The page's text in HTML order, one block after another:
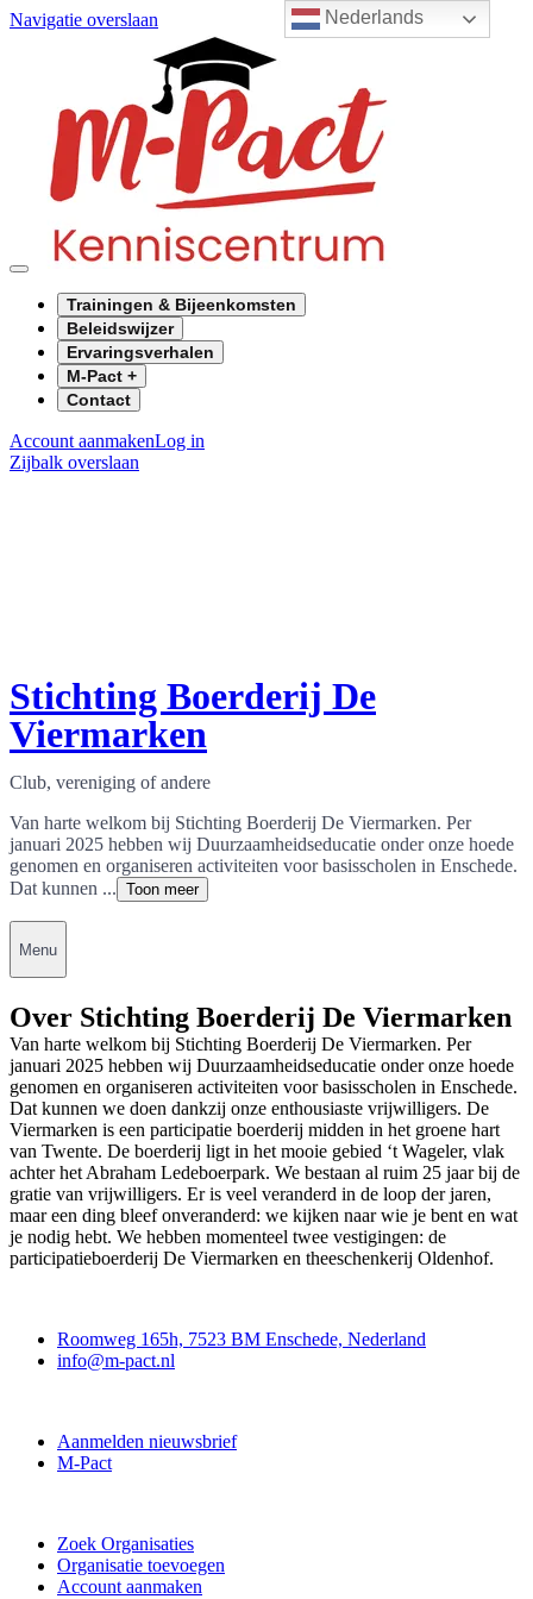
Nederlands
Navigatie overslaan
Trainingen & Bijeenkomsten
Beleidswijzer
Ervaringsverhalen
M-Pact +
Contact
Account aanmakenLog in
Zijbalk overslaan
Stichting Boerderij De
Viermarken
Club, vereniging of andere
Van harte welkom bij Stichting Boerderij De Viermarken. Per
januari 2025 hebben wij Duurzaamheidseducatie onder onze hoede
genomen en organiseren activiteiten voor basisscholen in Enschede.
Dat kunnen ... Toon meer
Menu
Over Stichting Boerderij De Viermarken
Van harte welkom bij Stichting Boerderij De Viermarken. Per
januari 2025 hebben wij Duurzaamheidseducatie onder onze hoede
genomen en organiseren activiteiten voor basisscholen in Enschede.
Dat kunnen we doen dankzij onze enthousiaste vrijwilligers. De
Viermarken is een participatie boerderij midden in het groene hart
van Twente. De boerderij ligt in het mooie gebied ‘t Wageler, vlak
achter het Abraham Ledeboerpark. We bestaan al ruim 25 jaar bij de
gratie van vrijwilligers. Er is veel veranderd in de loop der jaren,
maar een ding bleef onveranderd: we kijken naar wie je bent en wat
je nodig hebt. We hebben momenteel twee vestigingen: de
participatieboerderij De Viermarken en theeschenkerij Oldenhof.
Roomweg 165h, 7523 BM Enschede, Nederland
info@m-pact.nl
Aanmelden nieuwsbrief
M-Pact
Zoek Organisaties
Organisatie toevoegen
Account aanmaken